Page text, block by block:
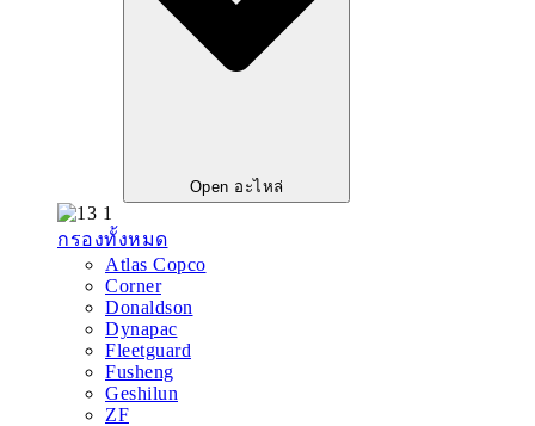
Open อะไหล่
กรองทั้งหมด
Atlas Copco
Corner
Donaldson
Dynapac
Fleetguard
Fusheng
Geshilun
ZF